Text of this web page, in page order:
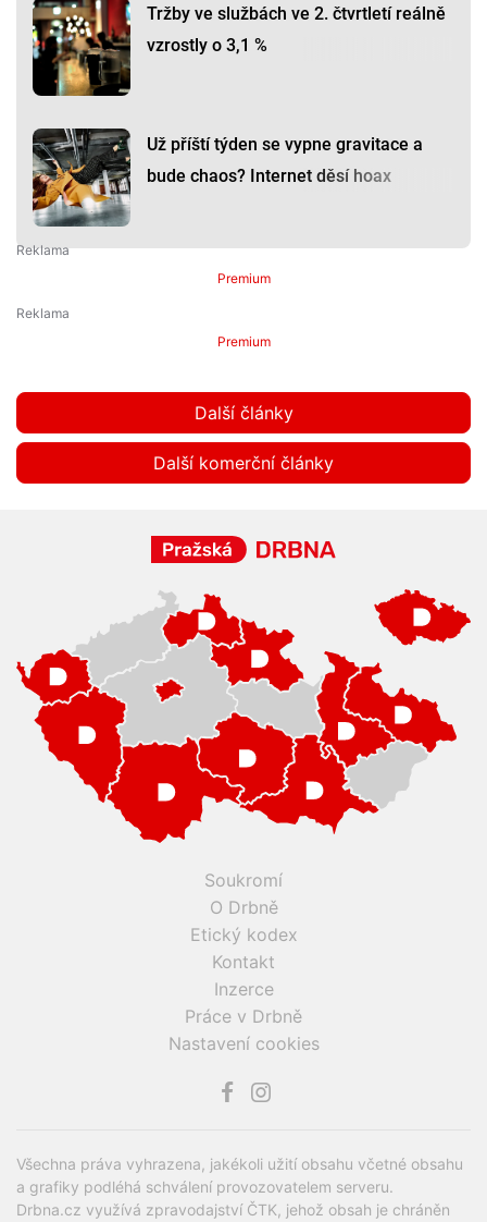
Tržby ve službách ve 2. čtvrtletí reálně
vzrostly o 3,1 %
Už příští týden se vypne gravitace a
bude chaos? Internet děsí hoax
Premium
Premium
Další články
Další komerční články
Soukromí
O Drbně
Etický kodex
Kontakt
Inzerce
Práce v Drbně
Nastavení cookies
Všechna práva vyhrazena, jakékoli užití obsahu včetné obsahu
a grafiky podléhá schválení provozovatelem serveru.
Drbna.cz využívá zpravodajství ČTK, jehož obsah je chráněn